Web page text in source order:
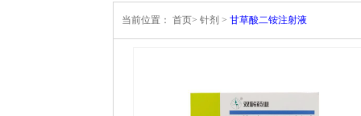
当前位置： 首页> 针剂 > 甘草酸二铵注射液